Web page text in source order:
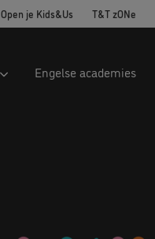
Open je Kids&Us T&T zONe
Engelse academies